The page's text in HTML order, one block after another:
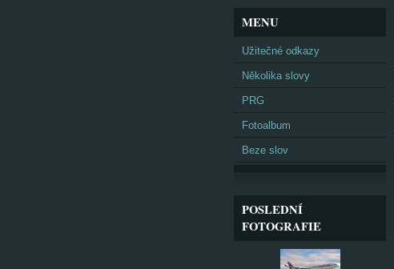
MENU
Užitečné odkazy
Několika slovy
PRG
Fotoalbum
Beze slov
POSLEDNÍ
FOTOGRAFIE